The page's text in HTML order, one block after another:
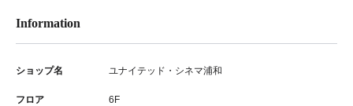
Information
ショップ名 ユナイテッド・シネマ浦和
フロア 6F